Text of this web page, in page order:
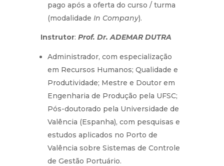
pago após a oferta do curso / turma
(modalidade In Company).
Instrutor: Prof. Dr. ADEMAR DUTRA
Administrador, com especialização
em Recursos Humanos; Qualidade e
Produtividade; Mestre e Doutor em
Engenharia de Produção pela UFSC;
Pós-doutorado pela Universidade de
Valência (Espanha), com pesquisas e
estudos aplicados no Porto de
Valência sobre Sistemas de Controle
de Gestão Portuário.